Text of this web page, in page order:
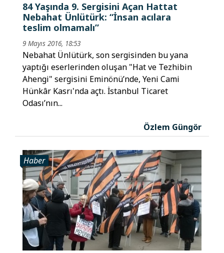
84 Yaşında 9. Sergisini Açan Hattat
Nebahat Ünlütürk: “İnsan acılara
teslim olmamalı”
9 Mayıs 2016, 18:53
Nebahat Ünlütürk, son sergisinden bu yana
yaptığı eserlerinden oluşan "Hat ve Tezhibin
Ahengi" sergisini Eminönü’nde, Yeni Cami
Hünkâr Kasrı'nda açtı. İstanbul Ticaret
Odası’nın...
Özlem Güngör
Haber